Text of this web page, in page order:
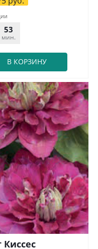
В КОРЗИНУ
53
мин.